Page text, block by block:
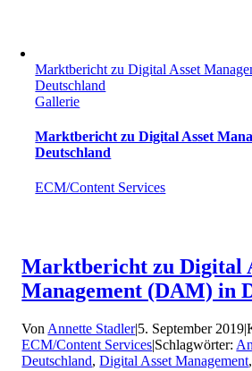
Marktbericht zu Digital Asset
Deutschland
Gallerie
Marktbericht zu Digital Asset
Deutschland
ECM/Content Services
Marktbericht zu Digital
Management (DAM) in
Von Annette Stadler|5. September 2019|
ECM/Content Services|Schlagwörter:
Deutschland,Digital Asset Management